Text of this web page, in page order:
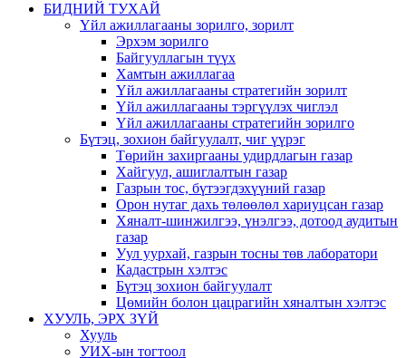
БИДНИЙ ТУХАЙ
Үйл ажиллагааны зорилго, зорилт
Эрхэм зорилго
Байгууллагын түүх
Хамтын ажиллагаа
Үйл ажиллагааны стратегийн зорилт
Үйл ажиллагааны тэргүүлэх чиглэл
Үйл ажиллагааны стратегийн зорилго
Бүтэц, зохион байгуулалт, чиг үүрэг
Төрийн захиргааны удирдлагын газар
Хайгуул, ашиглалтын газар
Газрын тос, бүтээгдэхүүний газар
Орон нутаг дахь төлөөлөл хариуцсан газар
Хяналт-шинжилгээ, үнэлгээ, дотоод аудитын
газар
Уул уурхай, газрын тосны төв лаборатори
Кадастрын хэлтэс
Бүтэц зохион байгуулалт
Цөмийн болон цацрагийн хяналтын хэлтэс
ХУУЛЬ, ЭРХ ЗҮЙ
Хууль
УИХ-ын тогтоол